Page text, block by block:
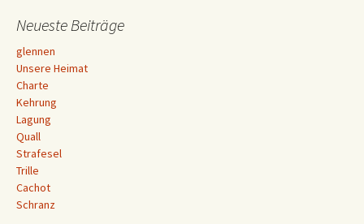
Neueste Beiträge
glennen
Unsere Heimat
Charte
Kehrung
Lagung
Quall
Strafesel
Trille
Cachot
Schranz